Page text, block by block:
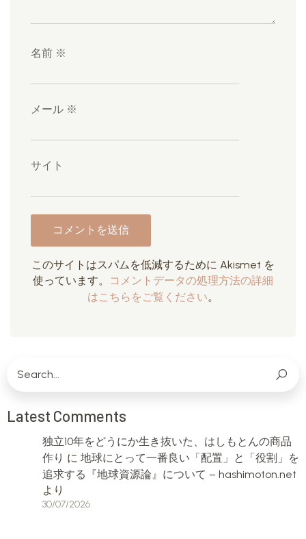
名前 ※
メール ※
サイト
このサイトはスパムを低減するために Akismet を
使っています。
コメントデータの処理方法の詳細
はこちらをご覧ください。
Latest Comments
独立10年をどうにか生き抜いた、はしもとんの商品
作り に 地球にとって一番良い「配置」と「役割」を
追求する『地球資源論』について – hashimoton.net
より
30/07/2026